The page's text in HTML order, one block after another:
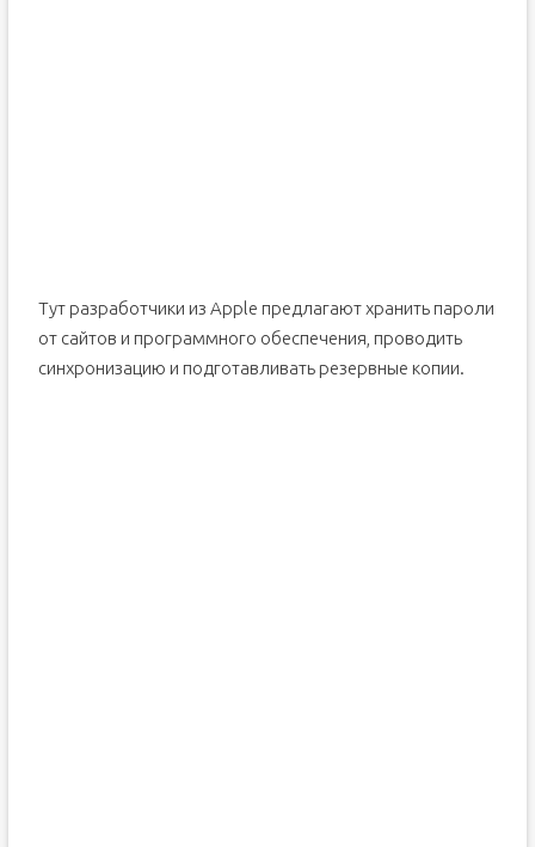
Тут разработчики из Apple предлагают хранить пароли
от сайтов и программного обеспечения, проводить
синхронизацию и подготавливать резервные копии.